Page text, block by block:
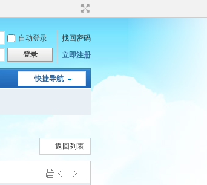
自动登录
找回密码
登录 立即注册
快捷导航
返回列表